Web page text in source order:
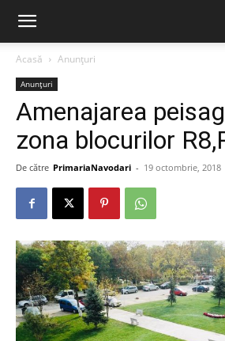
Acasă Anunțuri
Anunțuri
Amenajarea
zona blocurilor
De către PrimariaNavodari - 19 octombrie, 2018